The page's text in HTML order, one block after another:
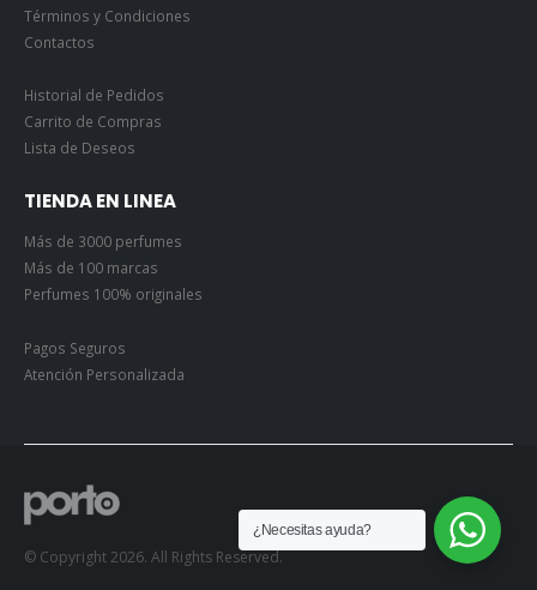
Términos y Condiciones
Contactos
Historial de Pedidos
Carrito de Compras
Lista de Deseos
TIENDA EN LINEA
Más de 3000 perfumes
Más de 100 marcas
Perfumes 100% originales
Pagos Seguros
Atención Personalizada
© Copyright 2026. All Rights Reserved.
¿Necesitas ayuda?